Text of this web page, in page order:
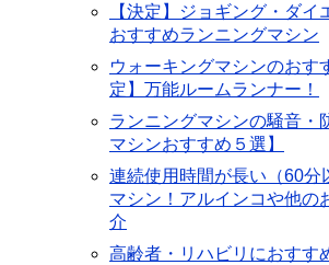
【決定】ジョギング・ダイ
おすすめランニングマシン
ウォーキングマシンのおす
定】万能ルームランナー！
ランニングマシンの騒音・
マシンおすすめ５選】
連続使用時間が長い（60分
マシン！アルインコや他の
介
高齢者・リハビリにおすす